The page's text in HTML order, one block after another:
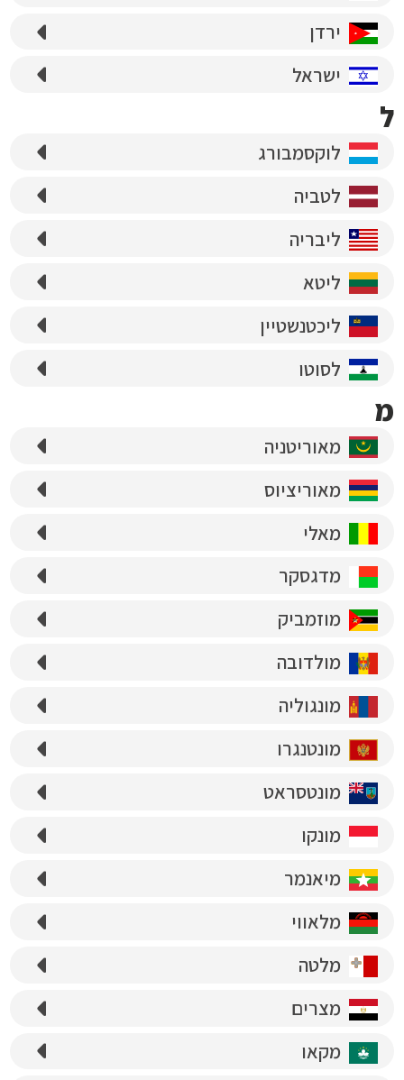
ירדן
ישראל
ל
לוקסמבורג
לטביה
ליבריה
ליטא
ליכטנשטיין
לסוטו
מ
מאוריטניה
מאוריציוס
מאלי
מדגסקר
מוזמביק
מולדובה
מונגוליה
מונטנגרו
מונטסראט
מונקו
מיאנמר
מלאווי
מלטה
מצרים
מקאו